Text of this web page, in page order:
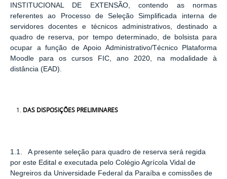
INSTITUCIONAL DE EXTENSÃO, contendo as normas
referentes ao Processo de Seleção Simplificada interna de
servidores docentes e técnicos administrativos, destinado a
quadro de reserva, por tempo determinado, de bolsista para
ocupar a função de Apoio Administrativo/Técnico Plataforma
Moodle para os cursos FIC, ano 2020, na modalidade à
distância (EAD).
DAS DISPOSIÇÕES PRELIMINARES
1.1. A presente seleção para quadro de reserva será regida
por este Edital e executada pelo Colégio Agrícola Vidal de
Negreiros da Universidade Federal da Paraíba e comissões de